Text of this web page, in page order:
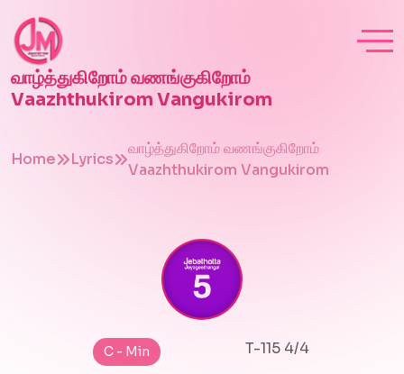
வாழ்த்துகிறோம் வணங்குகிறோம்
Vaazhthukirom Vangukirom
Home Lyrics
வாழ்த்துகிறோம் வணங்குகிறோம்
Vaazhthukirom Vangukirom
C - Min
T-115 4/4